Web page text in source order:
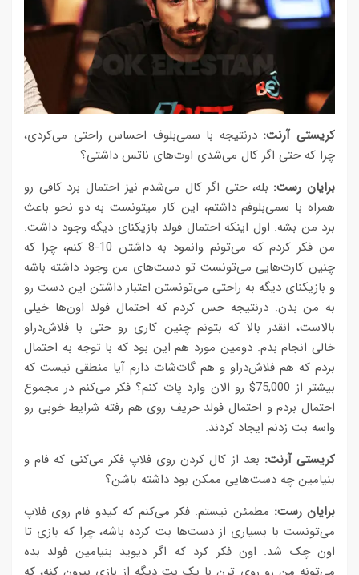
کریستی آرنت: درنتیجه با سمی‌بلوف احساس راحتی می‌کردی،
چرا که حتی اگر کال می‌شدی اوت‌های ناتس داشتی؟
برایان رست: بله، حتی اگر کال می‌شدم نیز احتمال برد کافی رو
همراه با سمی‌بلوفم داشتم، این کار میتونست به دو نحو باعث
برد من بشه. اول اینکه احتمال فولد بازیکنای دیگه وجود داشت.
من فکر کردم که می‌تونم وانمود به داشتن 10-8 کنم، چرا که
چنین کارت‌هایی می‌تونست تو دست‌های من وجود داشته باشه
و بازیکنای دیگه به راحتی می‌تونستن اعتبار داشتن این دست رو
به من بدن. درنتیجه حس کردم که احتمال فولد اون‌ها خیلی
بالاست، انقدر بالا که بتونم چنین کاری رو حتی با فلاش‌دراو
خالی انجام بدم. دومین مورد هم این بود که با توجه به احتمال
بردم که هم فلاش‌دراو و هم گات‌شات دارم آیا منطقی نیست که
بیشتر از 75,000$ رو الان وارد پات کنم؟ فکر می‌کنم در مجموع
احتمال بردم و احتمال فولد حریف روی هم رفته شرایط خوبی رو
واسه بت زدنم ایجاد کردند.
کریستی آرنت: بعد از کال کردن روی فلاپ فکر می‌کنی که فام و
بنیامین چه دست‌هایی ممکن بود داشته باشن؟
برایان رست: مطمئن نیستم. فکر می‌کنم که کیدو فام روی فلاپ
می‌تونست با بسیاری از دست‌ها بت کرده باشه، چرا که بازی تا
اون چک شد. اون فکر کرد که اگر دیوید بنیامین فولد بده